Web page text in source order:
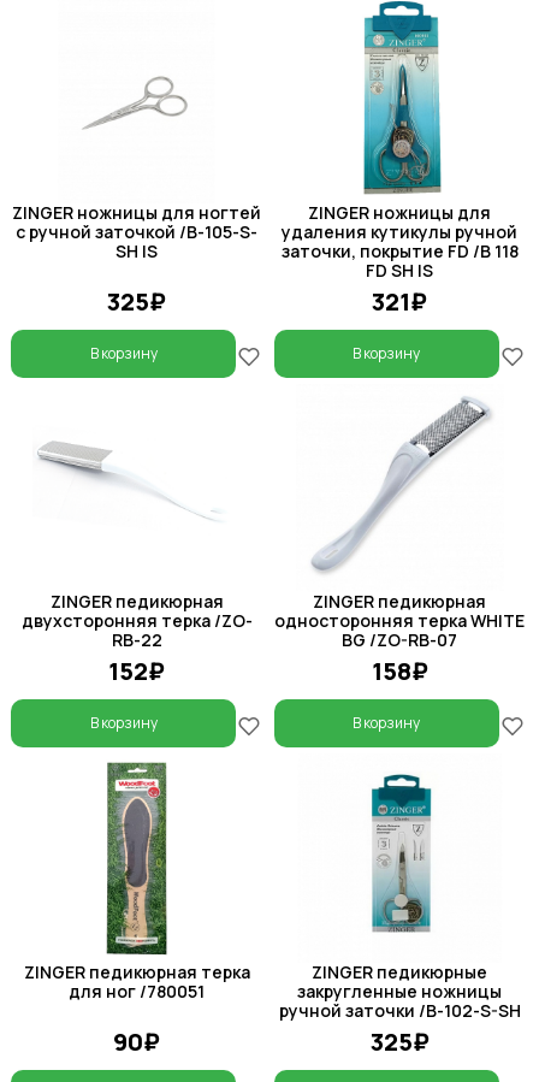
ZINGER ножницы для ногтей
с ручной заточкой /B-105-S-
SH IS
325₽
В корзину
ZINGER ножницы для
удаления кутикулы ручной
заточки, покрытие FD /В 118
FD SH IS
321₽
В корзину
ZINGER педикюрная
двухсторонняя терка /ZO-
RB-22
152₽
В корзину
ZINGER педикюрная
односторонняя терка WHITE
BG /ZO-RB-07
158₽
В корзину
ZINGER педикюрная терка
для ног /780051
90₽
ZINGER педикюрные
закругленные ножницы
ручной заточки /B-102-S-SH
325₽